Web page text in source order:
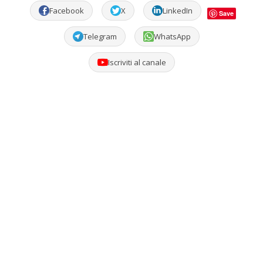
Facebook X LinkedIn Save
Telegram WhatsApp
Iscriviti al canale